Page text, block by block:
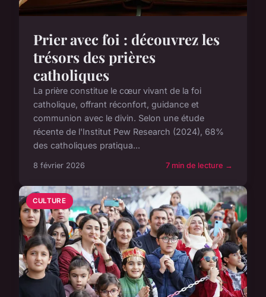
Prier avec foi : découvrez les
trésors des prières
catholiques
La prière constitue le cœur vivant de la foi
catholique, offrant réconfort, guidance et
communion avec le divin. Selon une étude
récente de l'Institut Pew Research (2024), 68%
des catholiques pratiqua...
8 février 2026 7 min de lecture →
CULTURE